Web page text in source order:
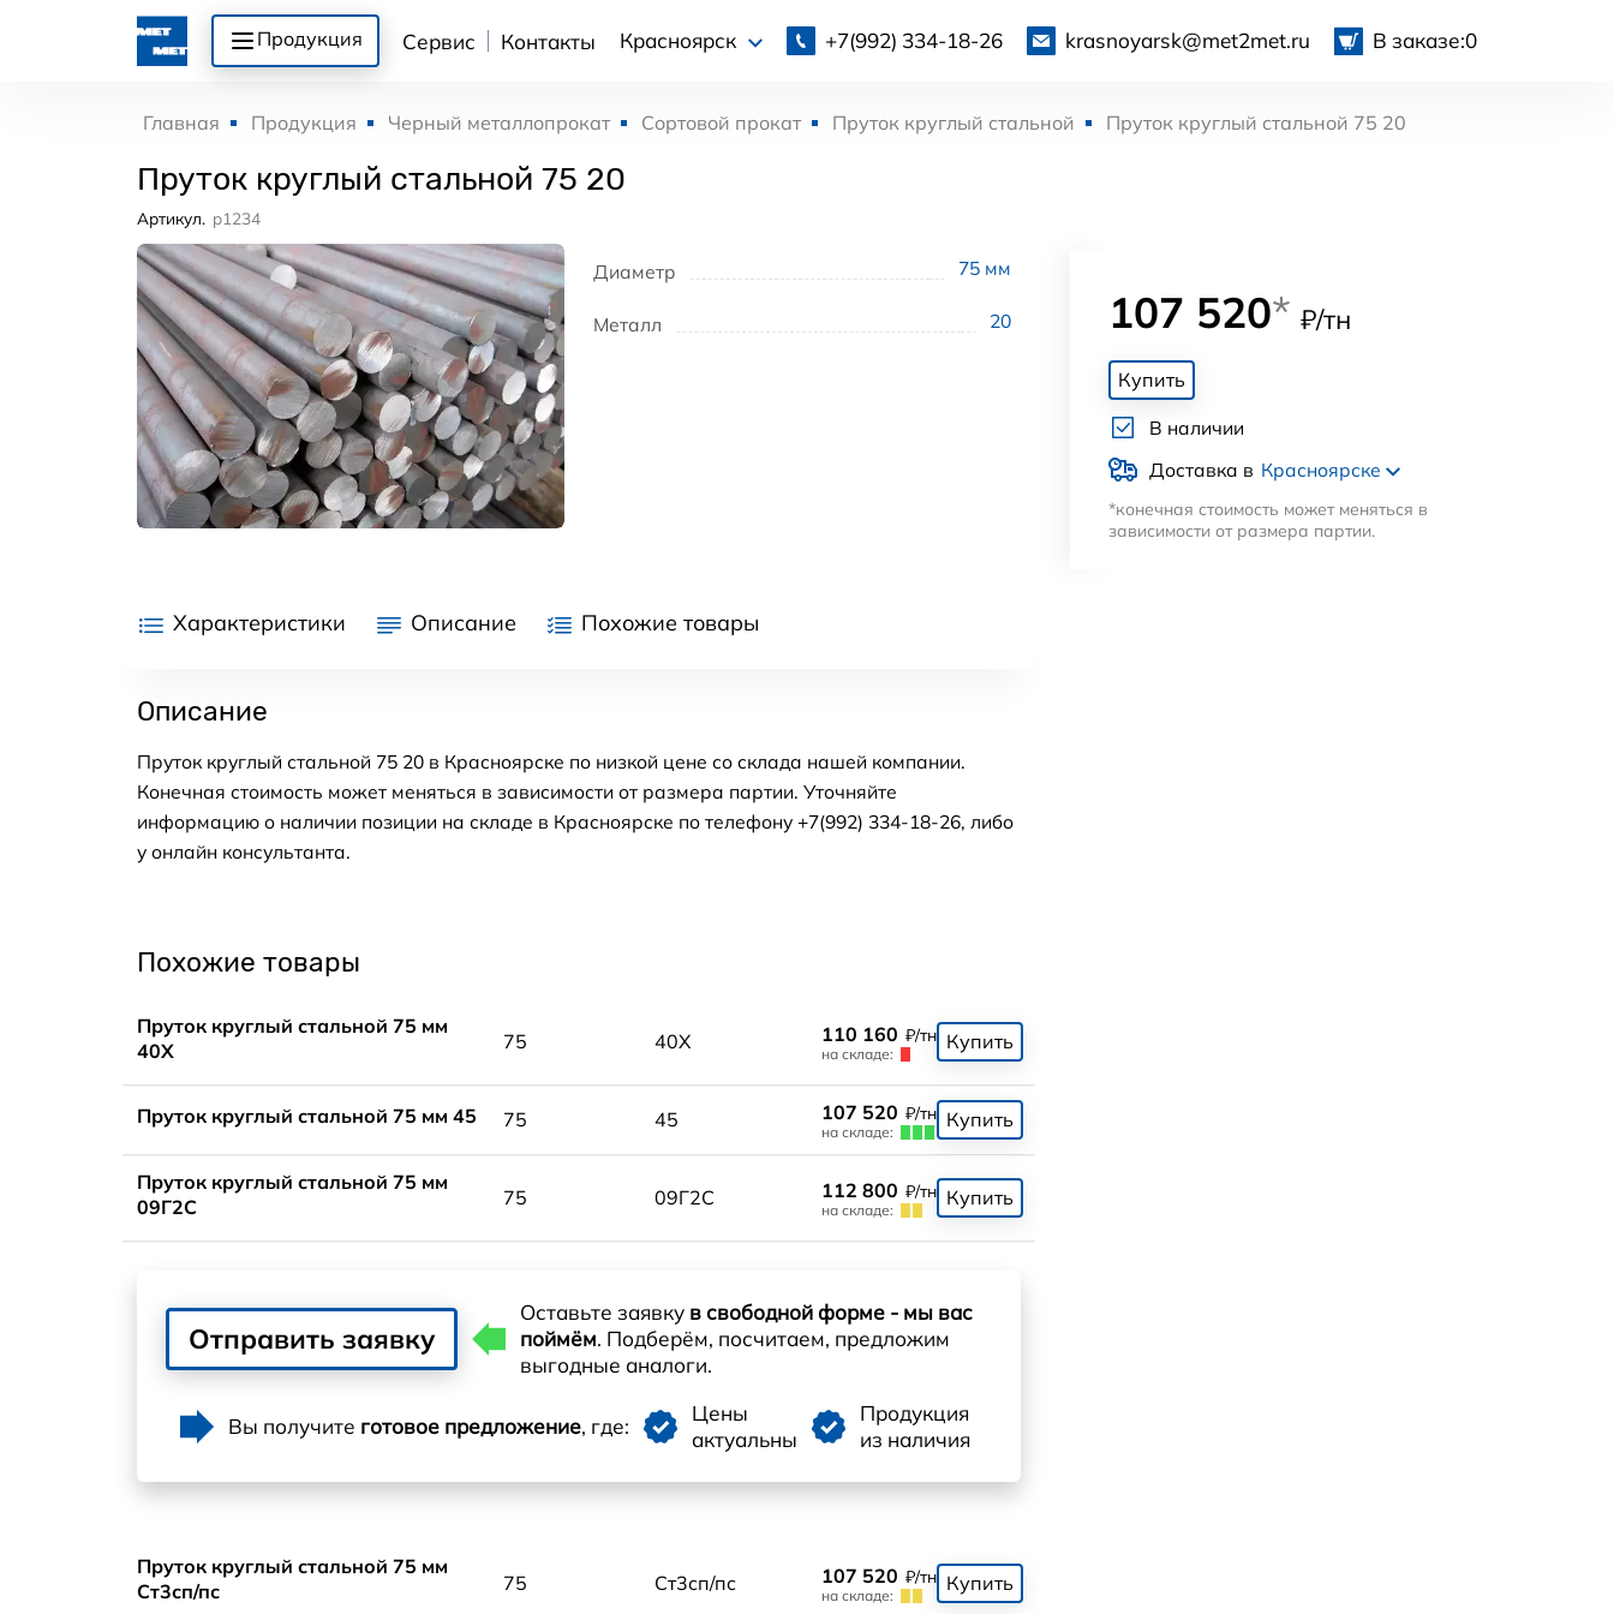
Продукция Сервис Контакты Красноярск +7(992) 334-18-26 krasnoyarsk@met2met.ru В заказе:0
Главная Продукция Черный металлопрокат Сортовой прокат Пруток круглый стальной Пруток круглый стальной 75 20
Пруток круглый стальной 75 20
Артикул. p1234
Диаметр 75 мм
Металл 20 107 520* ₽/тн
Купить
В наличии
Доставка в Красноярске
*конечная стоимость может меняться в
зависимости от размера партии.
Характеристики Описание Похожие товары
Описание
Пруток круглый стальной 75 20 в Красноярске по низкой цене со склада нашей компании.
Конечная стоимость может меняться в зависимости от размера партии. Уточняйте
информацию о наличии позиции на складе в Красноярске по телефону +7(992) 334-18-26, либо
у онлайн консультанта.
Похожие товары
Пруток круглый стальной 75 мм
40Х
75 40Х 110 160 ₽/тн
на складе:
Купить
Пруток круглый стальной 75 мм 45 75 45 107 520 ₽/тн
на складе:
Купить
Пруток круглый стальной 75 мм
09Г2С
75 09Г2С 112 800 ₽/тн
на складе:
Купить
Отправить заявку
Оставьте заявку в свободной форме - мы вас
поймём. Подберём, посчитаем, предложим
выгодные аналоги.
Вы получите готовое предложение, где:
Цены
актуальны
Продукция
из наличия
Пруток круглый стальной 75 мм
Ст3сп/пс
75 Ст3сп/пс 107 520 ₽/тн
на складе:
Купить